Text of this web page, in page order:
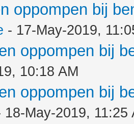
oppompen bij
- 17-May-2019,
oppompen bij
10:18 AM
oppompen bij
18-May-2019, 11:25